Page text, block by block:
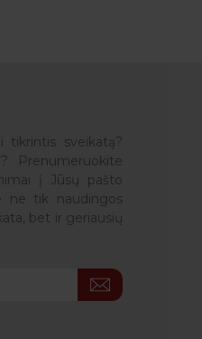
tikrintis sveikatą?
Prenumeruokite
į Jūsų pašto
ne tik naudingos
bet ir geriausių